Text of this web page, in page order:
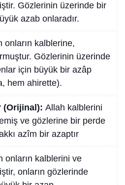
Gözlerinin üzerinde bir
azab onlaradır.
onların kalblerine,
Gözlerinin üzerinde
için büyük bir azâp
hem ahirette).
(Orijinal): Allah kalblerini
ve gözlerine bir perde
azîm bir azaptır
onların kalblerini ve
onların gözlerinde